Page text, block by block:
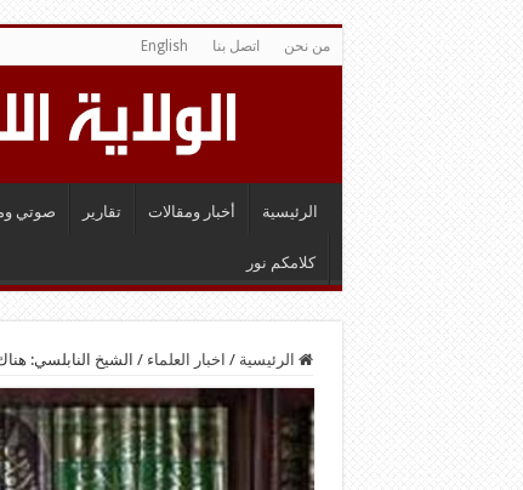
من نحن اتصل بنا English
الرئيسية أخبار ومقالات تقارير صوتي
كلامكم نور
الرئيسية / اخبار العلماء / الشيخ النابلسي: